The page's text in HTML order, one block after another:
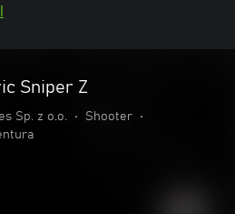
Sniper Z
Sp. z o.o. • Shooter
•